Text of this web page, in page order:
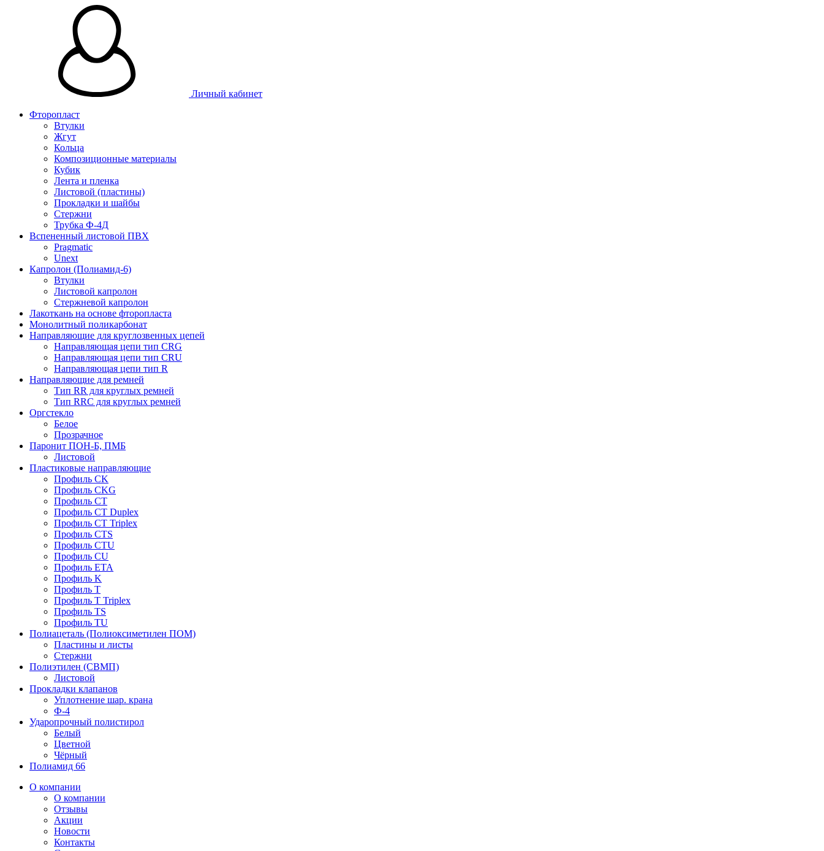
Личный кабинет
Фторопласт
Втулки
Жгут
Кольца
Композиционные материалы
Кубик
Лента и пленка
Листовой (пластины)
Прокладки и шайбы
Стержни
Трубка Ф-4Д
Вспененный листовой ПВХ
Pragmatic
Unext
Капролон (Полиамид-6)
Втулки
Листовой капролон
Стержневой капролон
Лакоткань на основе фторопласта
Монолитный поликарбонат
Направляющие для круглозвенных цепей
Направляющая цепи тип CRG
Направляющая цепи тип CRU
Направляющая цепи тип R
Направляющие для ремней
Тип RR для круглых ремней
Тип RRС для круглых ремней
Оргстекло
Белое
Прозрачное
Паронит ПОН-Б, ПМБ
Листовой
Пластиковые направляющие
Профиль CK
Профиль CKG
Профиль CT
Профиль CT Duplex
Профиль CT Triplex
Профиль CTS
Профиль CTU
Профиль CU
Профиль ETA
Профиль K
Профиль T
Профиль T Triplex
Профиль TS
Профиль TU
Полиацеталь (Полиоксиметилен ПОМ)
Пластины и листы
Стержни
Полиэтилен (СВМП)
Листовой
Прокладки клапанов
Уплотнение шар. крана
Ф-4
Ударопрочный полистирол
Белый
Цветной
Чёрный
Полиамид 66
О компании
О компании
Отзывы
Акции
Новости
Контакты